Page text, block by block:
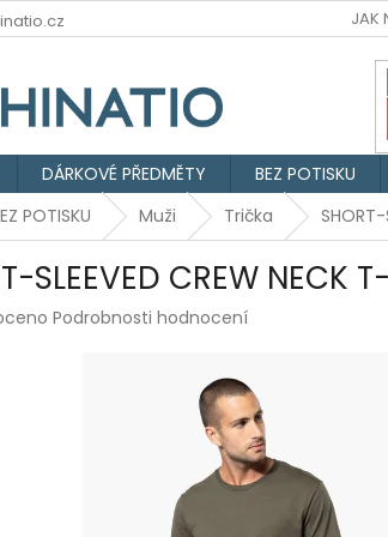
JAK
DÁRKOVÉ PŘEDMĚTY BEZ POTISKU
POTISKU Muži Trička SHORT-
SLEEVED CREW NECK
Podrobnosti hodnocení